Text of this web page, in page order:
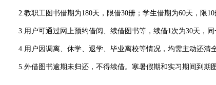
2.教职工图书借期为180天，限借30册；学生借期为60天，限10
3.用户可通过网上预约借阅、续借图书等，续借1次为30天，同
4.用户因调离、休学、退学、毕业离校等情况，均需主动还清全
5.外借图书逾期未归还，不得续借。寒暑假期和实习期间到期